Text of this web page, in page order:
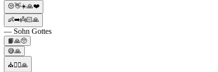
😒👋☀️🙏❤️
👶➡️👼🏻🙏
— Sohn Gottes
📙🙏🥺
😅🙏
⛪🧎‍♀️🙏